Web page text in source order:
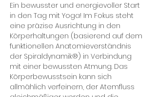
Ein bewusster und energievoller Start
in den Tag mit Yoga! Im Fokus steht
eine präzise Ausrichtung in den
Körperhaltungen (basierend auf dem
funktionellen Anatomieverständnis
der Spiraldynamik®) in Verbindung
mit einer bewussten Atmung. Das
Körperbewusstsein kann sich
allmählich verfeinern, der Atemfluss